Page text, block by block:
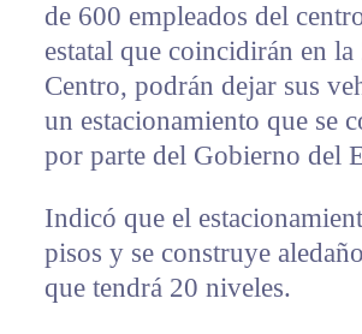
de 600 empleados del
estatal que coincidirán en la
Centro, podrán dejar sus
un estacionamiento que se
por parte del Gobierno del
Indicó que el
pisos y se construye
que tendrá 20 niveles.